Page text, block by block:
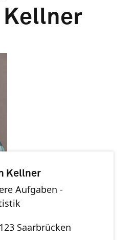
Kellner
Kellner
Aufgaben -
Saarbrücken